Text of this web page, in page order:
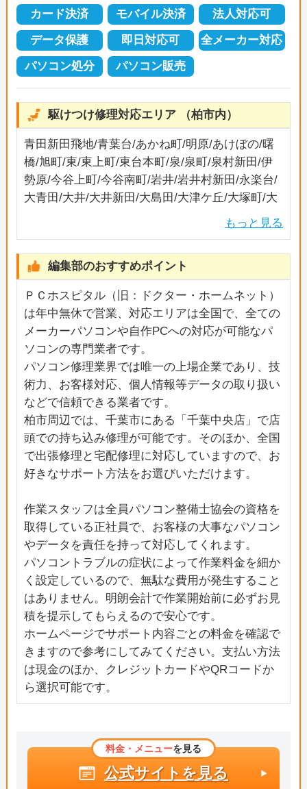
カード決済 モバイル決済
法人対応可
データ保護
即日対応可
全メーカー対応
パソコン処分
パソコン販売
駆けつけ修理対応エリア （柏市内）
青田新田飛地/青葉台/あかね町/明原/あけぼの/曙
橋/旭町/東/東上町/東台本町/泉/泉町/泉村新田/伊
勢原/今谷上町/今谷南町/岩井/岩井村新田/永楽台/
大青田/大井/大井新田/大島田/大津ケ丘/大塚町/大
室/大山台/加賀/風早/柏/柏下/柏中村下/柏の葉/柏
北柏/北柏台/亀甲台町/小青田/高南台/五條谷/酒井
根/逆井/逆井藤ノ台/桜台/しいの木台/篠籠田/宿連
寺/正連寺/新柏/新逆井/新富町/新十余二/水道橋/末
広町/関場町/千間橋/染井入新田/高田/高柳/高柳新
田/中央/中央町/千代田/塚崎/つくしが丘/手賀/手賀
新田/手賀の杜/常盤台/戸張/戸張新田/富里/豊上町/
豊四季/豊四季台/豊住/豊平町/十余二/中新宿/中十
余二/中原/名戸ケ谷/西柏台/西町/西原/西山/根戸/
根戸新田/八幡町/花野井/東柏/東逆井/東中新宿/東
山/光ケ丘/光ケ丘団地/日立台/ひばりが丘/藤ケ谷/
藤ケ谷新田/藤心/布施/布瀬/布施下/布施新田/布瀬
新田/布施新町/船戸/船戸山高野/弁天下/増尾/増尾
台/松ケ崎/松ケ崎新田/松葉町/緑ケ丘/緑台/みどり
台/南柏/南柏中央/南逆井/南高柳/南増尾/箕輪/箕輪
新田/向原町/柳戸/弥生町/豊町/吉野沢/呼塚/呼塚新
田/若柴/若白毛/若葉町/鷲野谷/鷲野谷新田/
もっと見る
編集部のおすすめポイント
ＰＣホスピタル（旧：ドクター・ホームネット）
は年中無休で営業、対応エリアは全国で、全ての
メーカーパソコンや自作PCへの対応が可能なパ
ソコンの専門業者です。
パソコン修理業界では唯一の上場企業であり、技
術力、お客様対応、個人情報等データの取り扱い
などで信頼できる業者です。
柏市周辺では、千葉市にある「千葉中央店」で店
頭での持ち込み修理が可能です。そのほか、全国
で出張修理と宅配修理に対応していますので、お
好きなサポート方法をお選びいただけます。
作業スタッフは全員パソコン整備士協会の資格を
取得している正社員で、お客様の大事なパソコン
やデータを責任を持って対応してくれます。
パソコントラブルの症状によって作業料金を細か
く設定しているので、無駄な費用が発生すること
はありません。明朗会計で作業開始前に必ずお見
積を提示してもらえるので安心です。
ホームページでサポート内容ごとの料金を確認で
きますので参考にしてみてください。支払い方法
は現金のほか、クレジットカードやQRコードか
ら選択可能です。
料金・メニューを見る
公式サイトを見る